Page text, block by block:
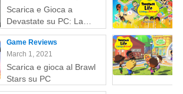
Scarica e Gioca a
Devastate su PC: La
Guida Definitiva al
Gaming con MEmu Play
Game Reviews
March 1, 2021
Scarica e gioca al Brawl
Stars su PC